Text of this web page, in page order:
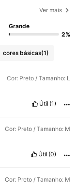
Ver mais
Grande
2%
cores básicas(1)
Cor: Preto / Tamanho: L
Útil (1)
Cor: Preto / Tamanho: M
Útil (0)
Cor: Preto / Tamanho: M